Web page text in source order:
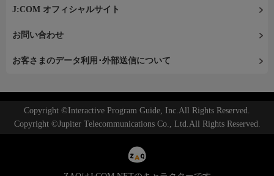
J:COM オフィシャルサイト
お問い合わせ
お客さまのデータ利用･外部送信について
Copyright ©Interactive Program Guide, Inc.All Rights Reserved.
Copyright ©Jupiter Telecommunications Co., Ltd.All Rights Reserved.